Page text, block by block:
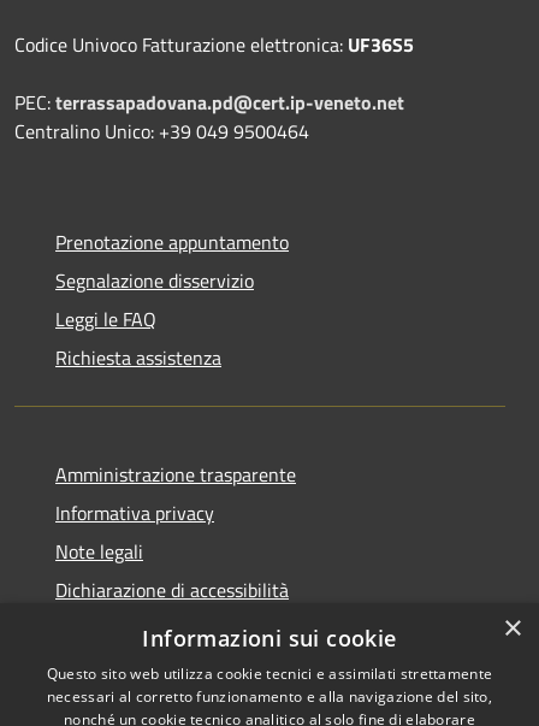
Codice Univoco Fatturazione elettronica: UF36S5
PEC:terrassapadovana.pd@cert.ip-veneto.net
Centralino Unico: +39 049 9500464
Prenotazione appuntamento
Segnalazione disservizio
Leggi le FAQ
Richiesta assistenza
Amministrazione trasparente
Informativa privacy
Note legali
Dichiarazione di accessibilità
Segnalazioni di inaccessibilità
×
Informazioni sui cookie
Questo sito web utilizza cookie tecnici e assimilati strettamente
necessari al corretto funzionamento e alla navigazione del sito,
nonché un cookie tecnico analitico al solo fine di elaborare